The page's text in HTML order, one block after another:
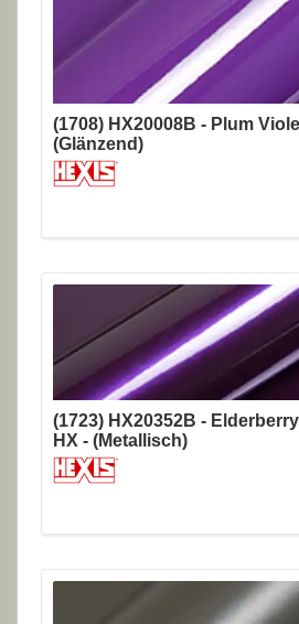
(1708) HX20008B - Plum
(Glänzend)
(1723) HX20352B -
HX - (Metallisch)